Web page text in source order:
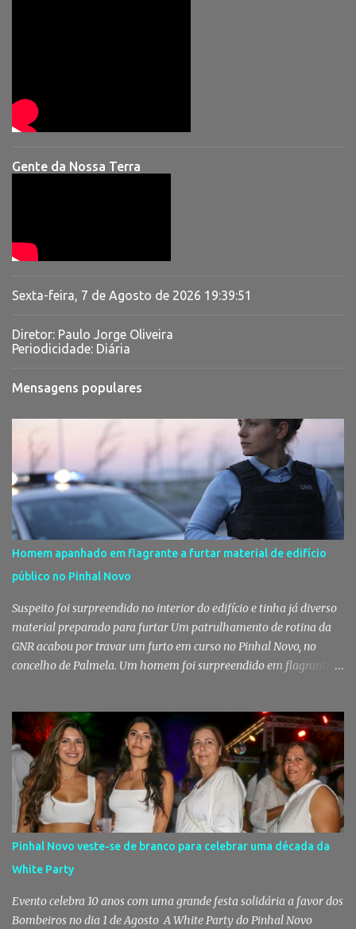
Gente da Nossa Terra
Sexta-feira, 7 de Agosto de 2026 19:39:52
Diretor: Paulo Jorge Oliveira
Periodicidade: Diária
Mensagens populares
Homem apanhado em flagrante a furtar material de edifício
público no Pinhal Novo
Suspeito foi surpreendido no interior do edifício e tinha já diverso
material preparado para furtar Um patrulhamento de rotina da
GNR acabou por travar um furto em curso no Pinhal Novo, no
concelho de Palmela. Um homem foi surpreendido em flagrante
militares da Guarda. Patrulhamento da GNR termina com
detenção por furto A detenção ocorreu no dia 4 de Agosto, - mas
divulgada só nesta quinta-feira - numa ação desenvolvida pelo
Posto Territorial de Pinhal Novo. Segundo a GNR, "no âmbito de
uma ação de patrulhamento, os militares da Guarda detetaram
uma viatura estacionada num local referenciado pela prática de
furtos e pelo consumo de estupefacientes", circunstância que
motivou a realização de diligências policiais. Foi no decorrer
dessas ações que os militares localizaram um suspeito no interior
de um edifício público. Apanhado em flagrante De ...
Pinhal Novo veste-se de branco para celebrar uma década da
White Party
Evento celebra 10 anos com uma grande festa solidária a favor dos
Bombeiros no dia 1 de Agosto A White Party do Pinhal Novo